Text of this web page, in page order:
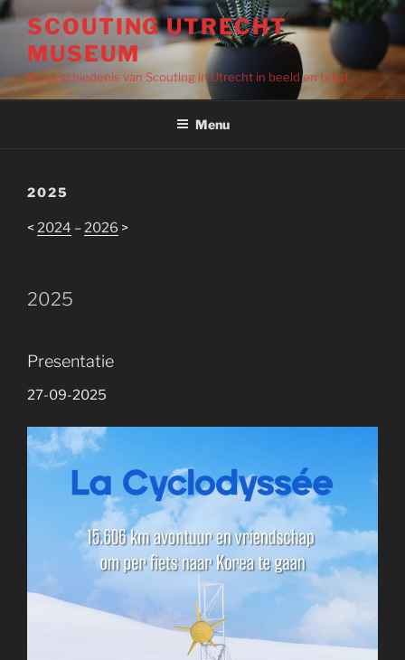
Ga
inhoud
SCOUTING UTRECHT
MUSEUM
De geschiedenis van Scouting in Utrecht in beeld en tekst.
Menu
2025
<2024 –2026 >
2025
Presentatie
27-09-2025